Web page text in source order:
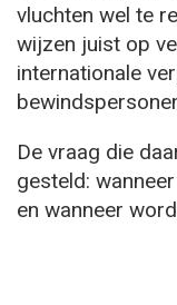
vluchten wel te
wijzen juist op
internationale
De vraag die
gesteld:
en wanneer